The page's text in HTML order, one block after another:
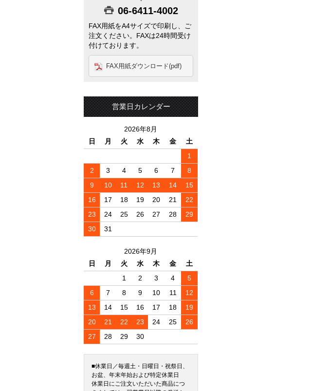
06-6411-4002
FAX用紙をA4サイズで印刷し、ご
注文ください。FAXは24時間受け
付けております。
FAX用紙ダウンロード(pdf)
営業日カレンダー
2026年8月
日
月 火 水 木 金
土
1
2
3 4 5 6 7
8
9
10 11 12 13 14
15
16
17 18 19 20 21
22
23
24 25 26 27 28
29
30
31
2026年9月
日
月 火 水 木 金
土
1
2 3 4
5
6
7 8 9 10 11
12
13
14 15 16 17 18
19
20
21 22 23 24 25
26
27
28 29 30
■休業日／毎週土・日曜日・祝祭日、
お盆、年末年始および特定休業日
休業日にご注文いただいた商品につ